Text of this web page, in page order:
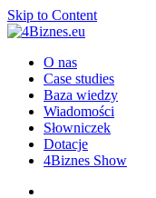
Skip to Content
O nas
Case studies
Baza wiedzy
Wiadomości
Słowniczek
Dotacje
4Biznes Show